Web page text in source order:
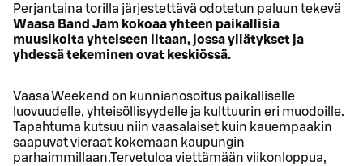
Perjantaina torilla järjestettävä odotetun paluun tekevä
Waasa Band Jam kokoaa yhteen paikallisia
muusikoita yhteiseen iltaan, jossa yllätykset ja
yhdessä tekeminen ovat keskiössä.
Vaasa Weekend on kunnianosoitus paikalliselle
luovuudelle, yhteisöllisyydelle ja kulttuurin eri muodoille.
Tapahtuma kutsuu niin vaasalaiset kuin kauempaakin
saapuvat vieraat kokemaan kaupungin
parhaimmillaan.Tervetuloa viettämään viikonloppua,